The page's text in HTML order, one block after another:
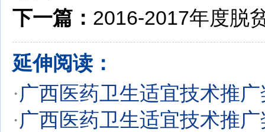
下一篇： 2016-2017年度脱
延伸阅读：
·广西医药卫生适宜技术推
·广西医药卫生适宜技术推